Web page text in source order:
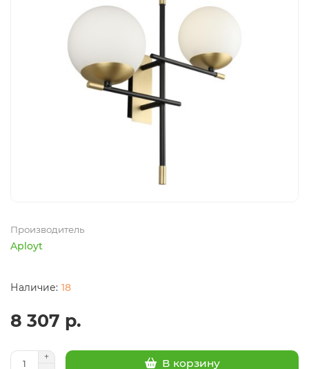
Производитель
Aployt
18
8 307 р.
В корзину